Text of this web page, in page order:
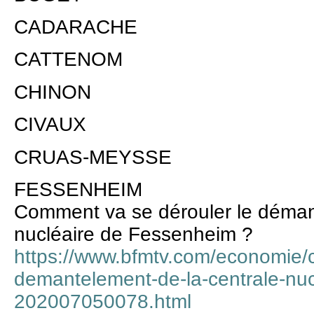
CADARACHE
CATTENOM
CHINON
CIVAUX
CRUAS-MEYSSE
FESSENHEIM
Comment va se dérouler le
nucléaire de Fessenheim ?
https://www.bfmtv.com/
demantelement-de-la-centrale-
202007050078.html